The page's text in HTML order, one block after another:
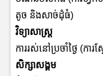
តូច និងសាច់ដុំធំ)
វិទ្យាសាស្រ្ត
ការរស់នៅប្រចាំថ្ងៃ (កា
សិក្សាសង្គម